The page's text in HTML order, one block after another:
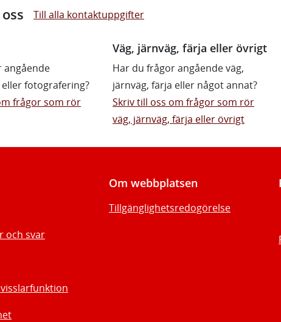
Till alla kontaktuppgifter
angående
fotografering?
frågor som rör
Väg, järnväg, färja eller övrigt
Har du frågor angående väg,
järnväg, färja eller något annat?
Skriv till oss om frågor som rör
väg, järnväg, färja eller övrigt
och svar
Om webbplatsen
Tillgänglighetsredogörelse